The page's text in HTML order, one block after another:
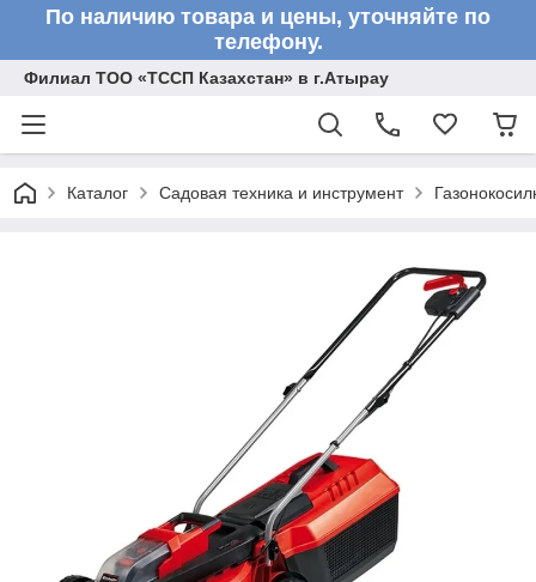
По наличию товара и цены, уточняйте по
телефону.
Филиал ТОО «ТССП Казахстан» в г.Атырау
Каталог Садовая техника и инструмент